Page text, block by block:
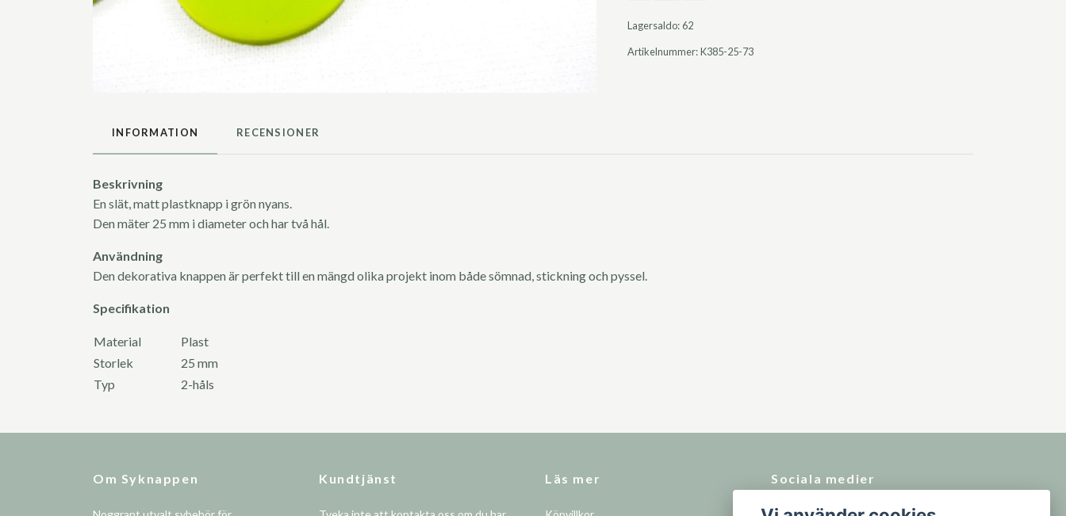
Lagersaldo:62
Artikelnummer:K385-25-73
INFORMATION RECENSIONER
Beskrivning
En slät, matt plastknapp i grön nyans.
Den mäter 25 mm i diameter och har två hål.
Användning
Den dekorativa knappen är perfekt till en mängd olika projekt inom både sömnad, stickning och pyssel.
Specifikation
Material
Plast
Storlek
25 mm
Typ
2-håls
Om Syknappen Kundtjänst Läs mer Sociala medier